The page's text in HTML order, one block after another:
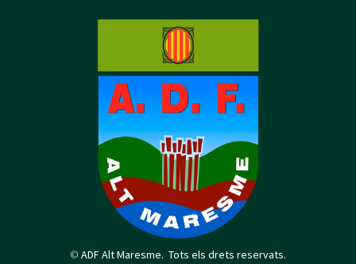
© ADF Alt Maresme. Tots els drets reservats.